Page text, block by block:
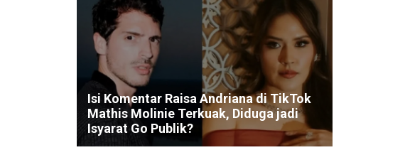
Isi Komentar Raisa Andriana di TikTok
Mathis Molinie Terkuak, Diduga jadi
Isyarat Go Publik?